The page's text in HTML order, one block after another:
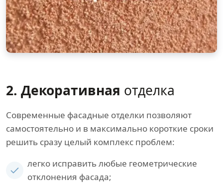
2. Декоративная отделка
Современные фасадные отделки позволяют
самостоятельно и в максимально короткие сроки
решить сразу целый комплекс проблем:
легко исправить любые геометрические
отклонения фасада;